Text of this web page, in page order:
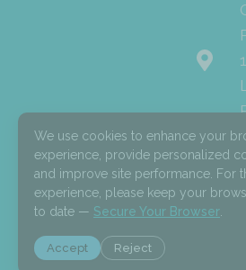
I
n
s
a
g
F
a
c
b
o
L
i
n
e
d
© 2026
Rights
We use cookies to enhance your
experience, provide personalized
and improve site performance. For
experience, please keep your
to date — Secure Your Browser
Accept Reject